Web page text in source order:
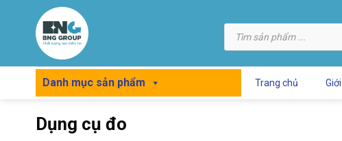
content
Tìm
kiếm
Danh mục sản phẩm Trang chủ
Dụng cụ đo